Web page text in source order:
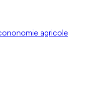
agricole